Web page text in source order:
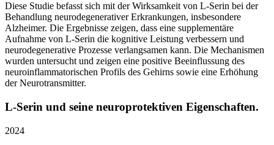
Diese Studie befasst sich mit der Wirksamkeit von L-Serin bei der
Behandlung neurodegenerativer Erkrankungen, insbesondere
Alzheimer. Die Ergebnisse zeigen, dass eine supplementäre
Aufnahme von L-Serin die kognitive Leistung verbessern und
neurodegenerative Prozesse verlangsamen kann. Die Mechanismen
wurden untersucht und zeigen eine positive Beeinflussung des
neuroinflammatorischen Profils des Gehirns sowie eine Erhöhung
der Neurotransmitter.
L-Serin und seine neuroprotektiven Eigenschaften.
2024